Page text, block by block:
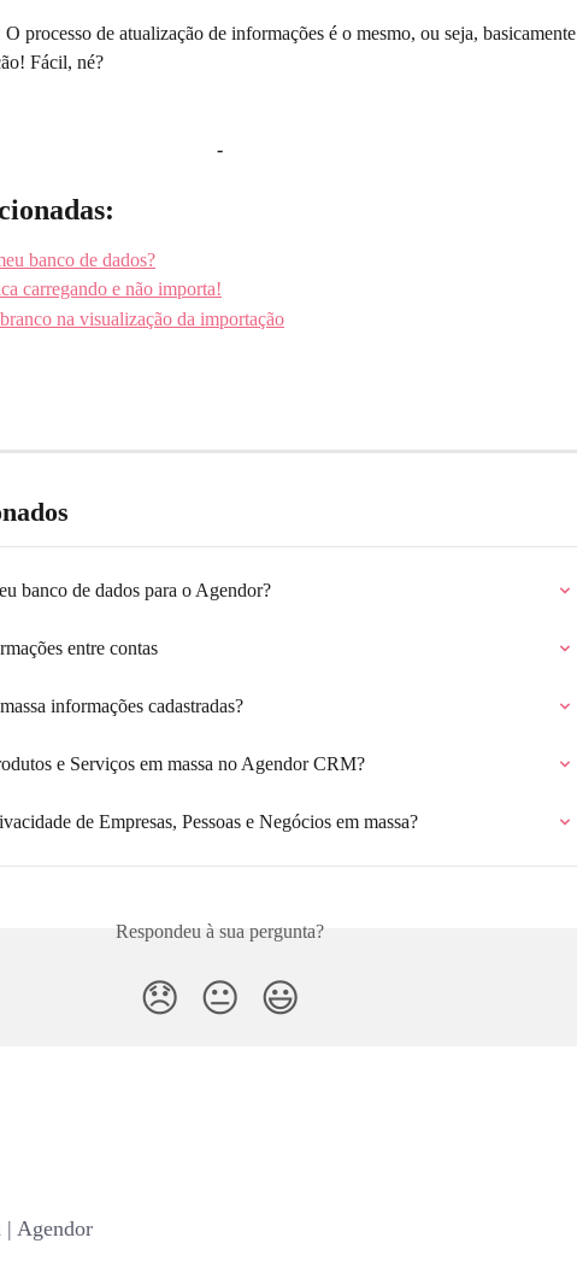
processo de atualização de informações é o mesmo, ou seja, basicamente
Fácil, né?
-
banco de dados?
carregando e não importa!
na visualização da importação
banco de dados para o Agendor?
entre contas
informações cadastradas?
e Serviços em massa no Agendor CRM?
de Empresas, Pessoas e Negócios em massa?
Respondeu à sua pergunta?
😞 😐 😃